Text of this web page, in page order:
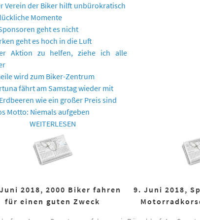
Verein der Biker hilft unbürokratisch
Momente
geht es nicht
geht es hoch in die Luft
Aktion zu helfen, ziehe ich alle
wird zum Biker-Zentrum
fährt am Samstag wieder mit
wie ein großer Preis sind
Motto: Niemals aufgeben
WEITERLESEN
2018, 2000 Biker fahren
für einen guten Zweck
9. Juni 2018,